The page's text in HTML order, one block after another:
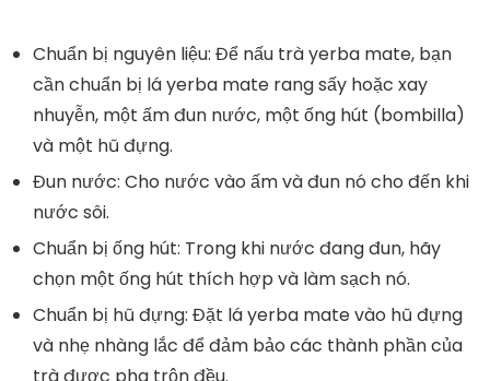
Chuẩn bị nguyên liệu: Để nấu trà yerba mate, bạn
cần chuẩn bị lá yerba mate rang sấy hoặc xay
nhuyễn, một ấm đun nước, một ống hút (bombilla)
và một hũ đựng.
Đun nước: Cho nước vào ấm và đun nó cho đến khi
nước sôi.
Chuẩn bị ống hút: Trong khi nước đang đun, hãy
chọn một ống hút thích hợp và làm sạch nó.
Chuẩn bị hũ đựng: Đặt lá yerba mate vào hũ đựng
và nhẹ nhàng lắc để đảm bảo các thành phần của
trà được pha trộn đều.